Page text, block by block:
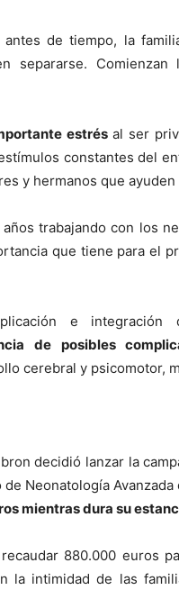
de tiempo, la
separarse. Comienzan
estrésal ser
constantes del
y hermanos que
trabajando con los
que tiene para el
e
de posibles
cerebral y psicomotor,
decidió lanzar la
Neonatología Avanzada
mientras dura su
880.000 euros
la intimidad de las